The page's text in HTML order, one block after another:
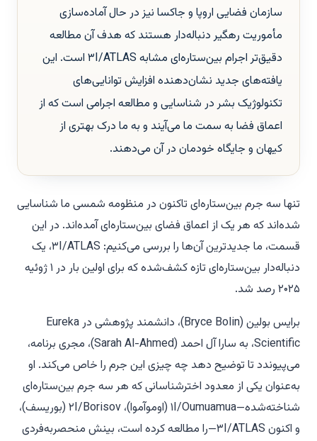
سازمان فضایی اروپا و جاکسا نیز در حال آماده‌سازی
مأموریت رهگیر دنباله‌دار هستند که هدف آن مطالعه
دقیق‌تر اجرام بین‌ستاره‌ای مشابه ۳I/ATLAS است. این
یافته‌های جدید نشان‌دهنده افزایش توانایی‌های
تکنولوژیک بشر در شناسایی و مطالعه اجرامی است که از
اعماق فضا به سمت ما می‌آیند و به ما درک بهتری از
کیهان و جایگاه خودمان در آن می‌دهند.
تنها سه جرم بین‌ستاره‌ای تاکنون در منظومه شمسی ما شناسایی
شده‌اند که هر یک از اعماق فضای بین‌ستاره‌ای آمده‌اند. در این
قسمت، ما جدیدترین آن‌ها را بررسی می‌کنیم: ۳I/ATLAS، یک
دنباله‌دار بین‌ستاره‌ای تازه کشف‌شده که برای اولین بار در ۱ ژوئیه
۲۰۲۵ رصد شد.
برایس بولین (Bryce Bolin)، دانشمند پژوهشی در Eureka
Scientific، به سارا آل احمد (Sarah Al-Ahmed)، مجری برنامه،
می‌پیوندد تا توضیح دهد چه چیزی این جرم را خاص می‌کند. او
به‌عنوان یکی از معدود اخترشناسانی که هر سه جرم بین‌ستاره‌ای
شناخته‌شده—۱I/Oumuamua (اوموآموا)، ۲I/Borisov (بوریسف)،
و اکنون ۳I/ATLAS—را مطالعه کرده است، بینش منحصربه‌فردی